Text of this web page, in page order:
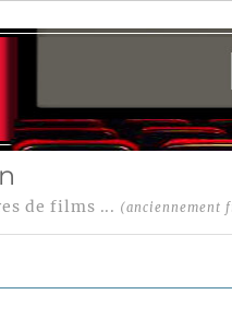
de films ... (anciennement